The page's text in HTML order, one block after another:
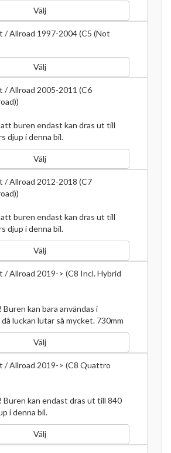
Välj
/ Allroad 1997-2004 (C5 (Not
Välj
/ Allroad 2005-2011 (C6
att buren endast kan dras ut till
djup i denna bil.
Välj
/ Allroad 2012-2018 (C7
att buren endast kan dras ut till
djup i denna bil.
Välj
/ Allroad 2019-> (C8 Incl. Hybrid
Buren kan bara användas i
luckan lutar så mycket. 730mm
Välj
/ Allroad 2019-> (C8 Quattro
Buren kan endast dras ut till 840
i denna bil.
Välj